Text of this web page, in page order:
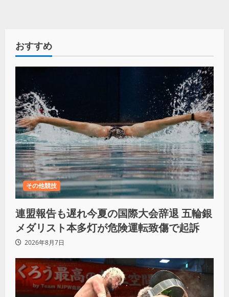
おすすめ
その他競技
連盟報告も遅れ今夏の国際大会辞退 五輪銀
メダリスト本多灯が危険運転致傷で起訴
2026年8月7日